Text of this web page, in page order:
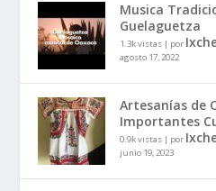
Musica
Guelaguetza
1.3k vistas | por
agosto 17, 2022
Artesanías de
Importantes
0.9k vistas | por
junio 19, 2023